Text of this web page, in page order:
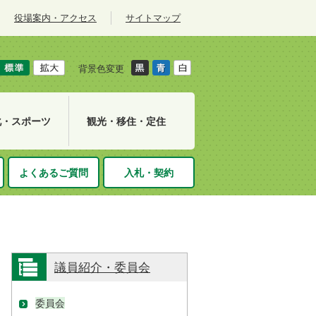
役場案内・アクセス サイトマップ
背景色変更
スポーツ 観光・移住・定住
よくあるご質問 入札・契約
議員紹介・委員会
委員会